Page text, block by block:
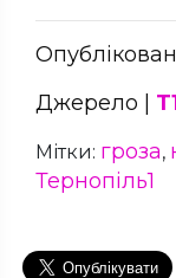
Джерело |
Мітки: гроза,
Тернопіль1